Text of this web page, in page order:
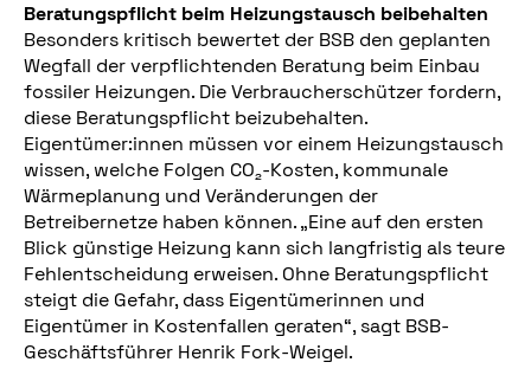
Beratungspflicht beim Heizungstausch beibehalten
Besonders kritisch bewertet der BSB den geplanten
Wegfall der verpflichtenden Beratung beim Einbau
fossiler Heizungen. Die Verbraucherschützer fordern,
diese Beratungspflicht beizubehalten.
Eigentümer:innen müssen vor einem Heizungstausch
wissen, welche Folgen CO₂-Kosten, kommunale
Wärmeplanung und Veränderungen der
Betreibernetze haben können. „Eine auf den ersten
Blick günstige Heizung kann sich langfristig als teure
Fehlentscheidung erweisen. Ohne Beratungspflicht
steigt die Gefahr, dass Eigentümerinnen und
Eigentümer in Kostenfallen geraten“, sagt BSB-
Geschäftsführer Henrik Fork-Weigel.